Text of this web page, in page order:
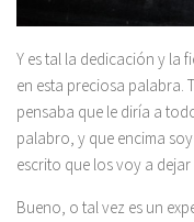
Y es tal la dedicación y la
en esta preciosa palabra.
pensaba que le diría a
palabro, y que encima
escrito que los voy a
Bueno, o tal vez es un